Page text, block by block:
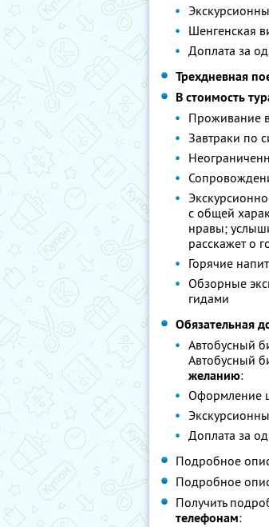
Шенгенская
Доплата за
Трехдневная
В стоимость
Проживание
Завтраки по
с общей
нравы;
расскажет о
Горячие
Обзорные
гидами
Обязательная
Автобусный
Автобусный
желанию:
Оформление
Доплата за
Подробное
Подробное
Получить
телефонам: